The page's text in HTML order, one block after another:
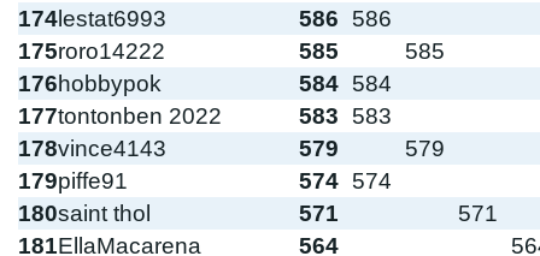
174lestat6993 586
586
175roro14222 585
585
176hobbypok 584 584
177tontonben 2022 583
583
178vince4143 579
579
179piffe91 574 574
180saint thol 571
571
181EllaMacarena 564